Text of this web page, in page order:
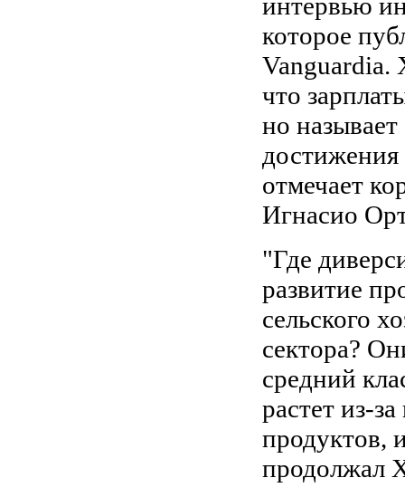
интервью
которое
Vanguardia.
что
но
отмечает
Игнасио
"Где
развитие
сельского
сектора?
средний
растет из-
продуктов,
продолжал